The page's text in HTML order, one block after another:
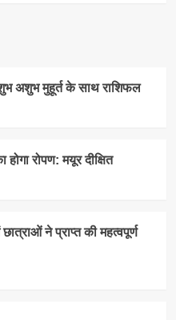
अशुभ मुहूर्त के साथ राशिफल
होगा रोपण: मयूर दीक्षित
ने प्राप्त की महत्वपूर्ण